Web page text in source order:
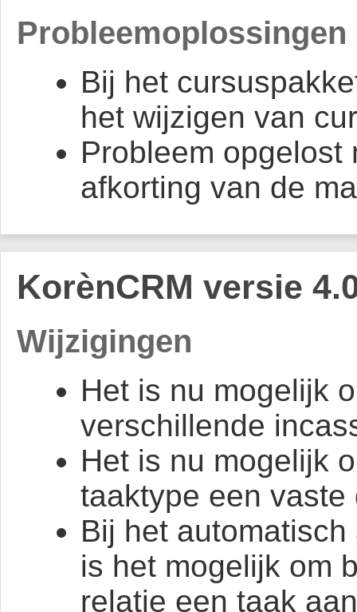
Probleemoplossingen
Bij het
het wijzigen van
Probleem opgelost
afkorting van de
KorènCRM versie
Wijzigingen
Het is nu mogelijk
verschillende
Het is nu mogelijk
taaktype een
Bij het
is het mogelijk om
relatie een taak